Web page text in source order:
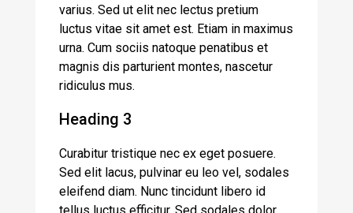
varius. Sed ut elit nec lectus pretium
luctus vitae sit amet est. Etiam in maximus
urna. Cum sociis natoque penatibus et
magnis dis parturient montes, nascetur
ridiculus mus.
Heading 3
Curabitur tristique nec ex eget posuere.
Sed elit lacus, pulvinar eu leo vel, sodales
eleifend diam. Nunc tincidunt libero id